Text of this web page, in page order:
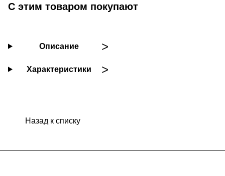
С этим товаром покупают
Описание
Характеристики
Назад к списку